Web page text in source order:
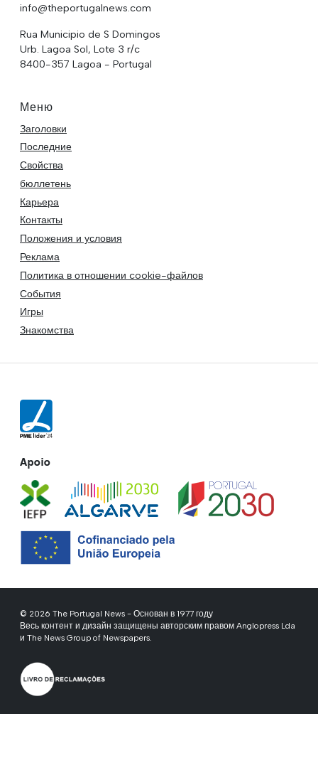
info@theportugalnews.com
Rua Municipio de S Domingos
Urb. Lagoa Sol, Lote 3 r/c
8400-357 Lagoa - Portugal
Меню
Заголовки
Последние
Свойства
бюллетень
Карьера
Контакты
Положения и условия
Реклама
Политика в отношении cookie-файлов
События
Игры
Знакомства
Apoio
© 2026 The Portugal News - Основан в 1977 году
Весь контент и дизайн защищены авторским правом Anglopress Lda
и The News Group of Newspapers.